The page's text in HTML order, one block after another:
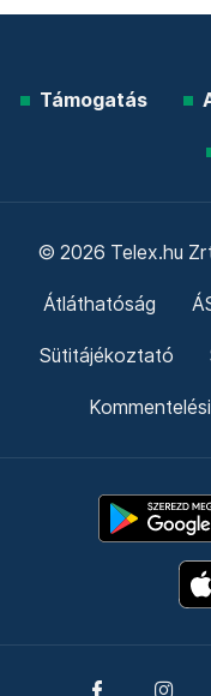
Támogatás
© 2026 Telex.hu
Átláthatóság
Sütitájékoztató